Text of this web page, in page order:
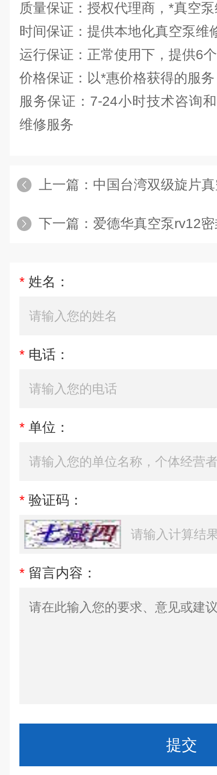
质量保证：授权代理商，*真空
时间保证：提供本地化真空泵维
运行保证：正常使用下，提供6
价格保证：以*惠价格获得的服务
服务保证：7-24小时技术咨询
维修服务
上一篇： 中国台湾双级旋片
下一篇： 爱德华真空泵rv12
* 姓名：
* 电话：
* 单位：
* 验证码：
* 留言内容：